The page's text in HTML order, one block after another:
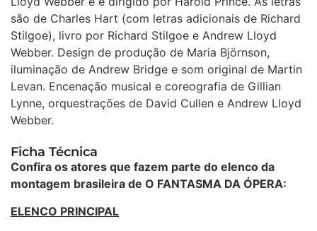
são de Charles Hart (com letras adicionais de Richard
Stilgoe), livro por Richard Stilgoe e Andrew Lloyd
Webber. Design de produção de Maria Björnson,
iluminação de Andrew Bridge e som original de Martin
Levan. Encenação musical e coreografia de Gillian
Lynne, orquestrações de David Cullen e Andrew Lloyd
Webber.
Ficha Técnica
Confira os atores que fazem parte do elenco da
montagem brasileira de O FANTASMA DA ÓPERA:
ELENCO PRINCIPAL